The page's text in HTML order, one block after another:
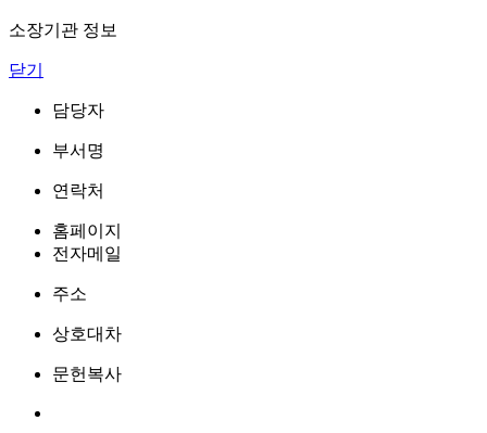
소장기관 정보
닫기
담당자
부서명
연락처
홈페이지
전자메일
주소
상호대차
문헌복사